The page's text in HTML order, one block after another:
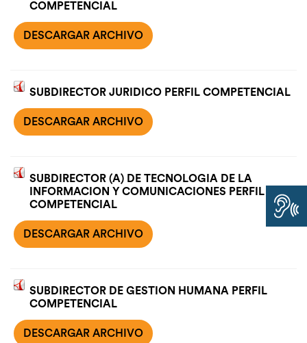
COMPETENCIAL
DESCARGAR ARCHIVO
SUBDIRECTOR JURIDICO PERFIL COMPETENCIAL
DESCARGAR ARCHIVO
SUBDIRECTOR (A) DE TECNOLOGIA DE LA
INFORMACION Y COMUNICACIONES PERFIL
COMPETENCIAL
DESCARGAR ARCHIVO
SUBDIRECTOR DE GESTION HUMANA PERFIL
COMPETENCIAL
DESCARGAR ARCHIVO